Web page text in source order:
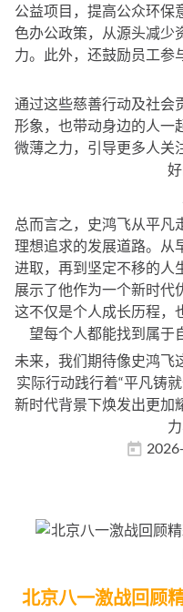
公益项目，提高公众环保
色办公政策，从源头减少
力。此外，还鼓励员工参
通过这些慈善行动及社会
形象，也带动身边的人一
微薄之力，引导更多人关
总而言之，史鸿飞从平凡
理想追求的发展道路。从
进取，再到坚定不移的人
展示了他作为一个新时代
这不仅是个人成长历程，
望每个人都能找到属于
未来，我们期待像史鸿飞
实际行动践行着“平凡铸
新时代背景下焕发出更加
北京八一激战回顾